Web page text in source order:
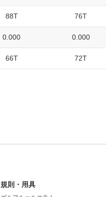
88T 76T
0.000 0.000
66T 72T
規則・用具